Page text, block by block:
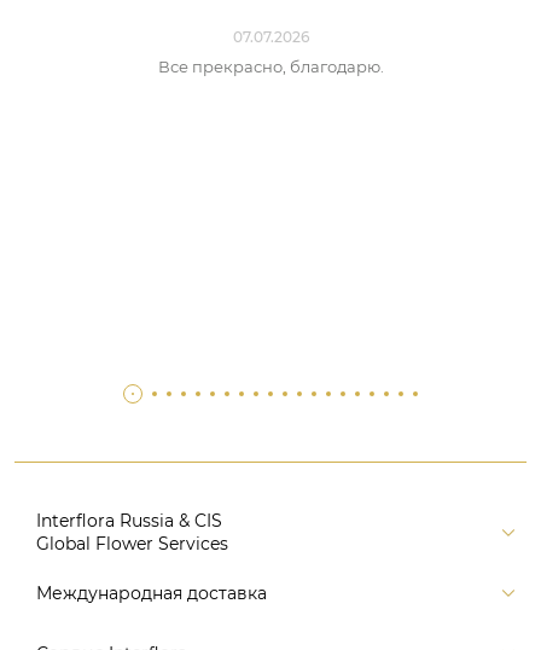
07.07.2026
Все прекрасно, благодарю.
Interflora Russia & CIS
Global Flower Services
Версия для печати
Международная доставка